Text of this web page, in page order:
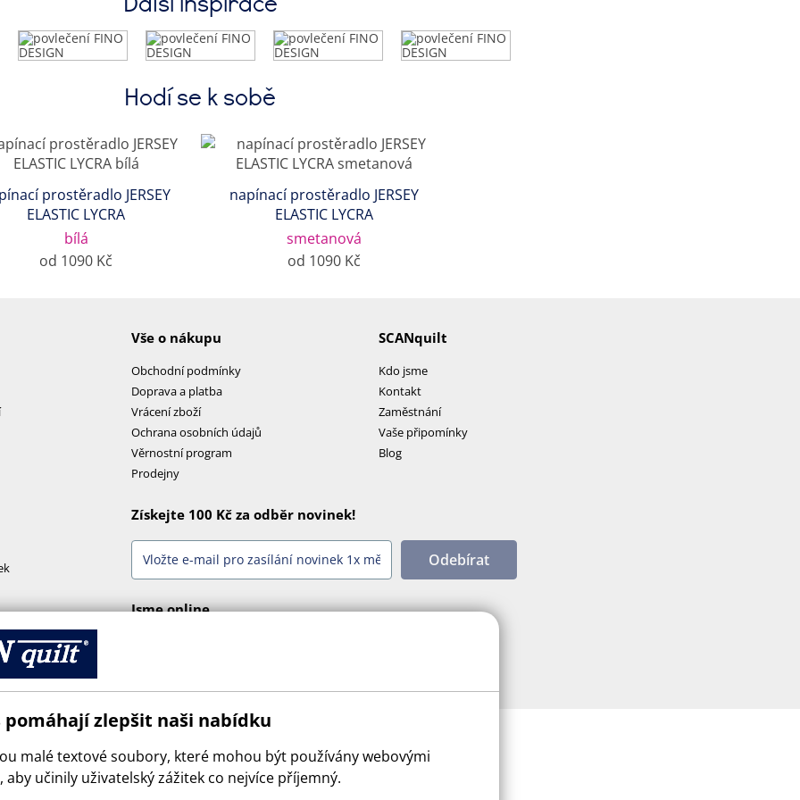
Hodí se k sobě
prostěradlo JERSEY
ELASTIC LYCRA
bílá
od 1090 Kč
napínací prostěradlo JERSEY
ELASTIC LYCRA
smetanová
od 1090 Kč
Vše o nákupu
Obchodní podmínky
Doprava a platba
Vrácení zboží
Ochrana osobních údajů
Věrnostní program
Prodejny
SCANquilt
Kdo jsme
Kontakt
Zaměstnání
Vaše připomínky
Blog
Získejte 100 Kč za odběr novinek!
Odebírat
Jsme online
pomáhají zlepšit naši nabídku
malé textové soubory, které mohou být používány webovými
aby učinily uživatelský zážitek co nejvíce příjemný.